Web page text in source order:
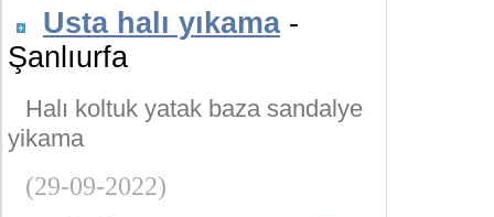
Usta halı yıkama-
Şanlıurfa
Halı koltuk yatak baza sandalye
yikama
(29-09-2022)